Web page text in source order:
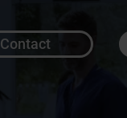
Contact